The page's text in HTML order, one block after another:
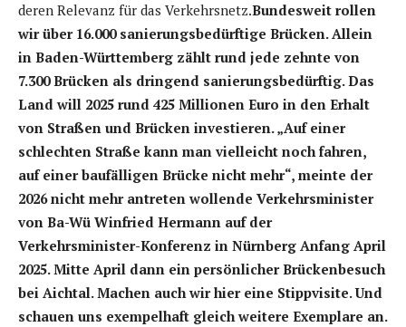
deren Relevanz für das Verkehrsnetz.Bundesweit rollen
wir über 16.000 sanierungsbedürftige Brücken. Allein
in Baden-Württemberg zählt rund jede zehnte von
7.300 Brücken als dringend sanierungsbedürftig. Das
Land will 2025 rund 425 Millionen Euro in den Erhalt
von Straßen und Brücken investieren. „Auf einer
schlechten Straße kann man vielleicht noch fahren,
auf einer baufälligen Brücke nicht mehr“, meinte der
2026 nicht mehr antreten wollende Verkehrsminister
von Ba-Wü Winfried Hermann auf der
Verkehrsminister-Konferenz in Nürnberg Anfang April
2025. Mitte April dann ein persönlicher Brückenbesuch
bei Aichtal. Machen auch wir hier eine Stippvisite. Und
schauen uns exempelhaft gleich weitere Exemplare an.